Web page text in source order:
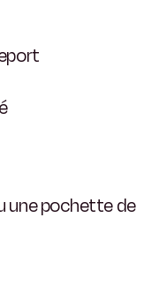
une pochette de